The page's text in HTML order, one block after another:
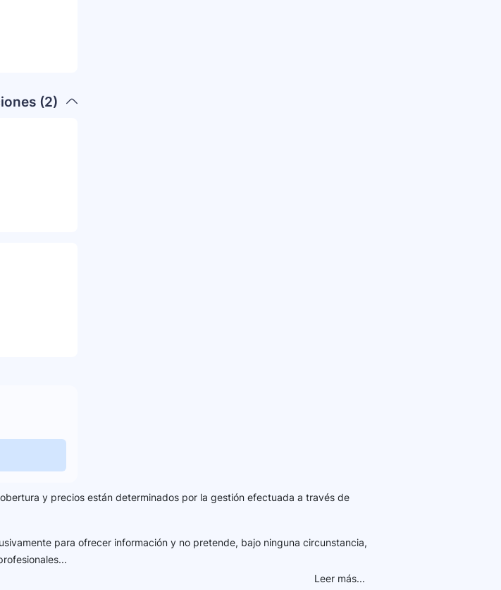
(2)
y precios están determinados por la gestión efectuada a través de
para ofrecer información y no pretende, bajo ninguna circunstancia,
Leer más...